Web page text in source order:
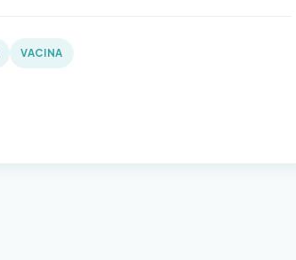
VACINA